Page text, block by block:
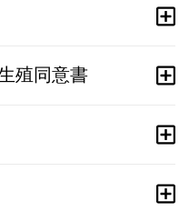
殖同意書